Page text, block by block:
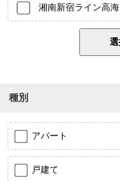
湘南新宿ライン高海
種別
アパート
戸建て